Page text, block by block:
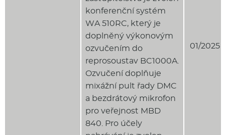
01/2025
konferenční systém
WA 510RC, který je
doplněný výkonovým
ozvučením do
reprosoustav BC1000A.
Ozvučení doplňuje
mixážní pult řady DMC
a bezdrátový mikrofon
pro veřejnost MBD
840. Pro účely